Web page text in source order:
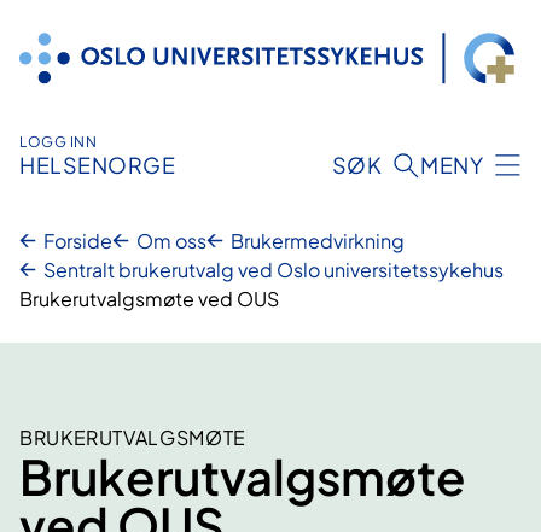
innhold
LOGG INN
HELSENORGE SØK MENY
Forside Om oss
Brukermedvirkning
Sentralt brukerutvalg ved Oslo universitetssykehus
Brukerutvalgsmøte ved OUS
BRUKERUTVALGSMØTE
Brukerutvalgsmøte